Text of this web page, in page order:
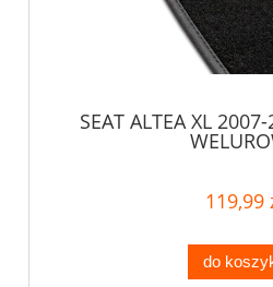
SEAT ALTEA XL
119,99
do